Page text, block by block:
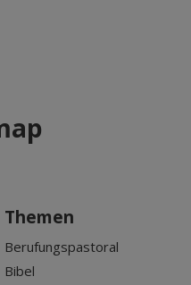
Themen
Berufungspastoral
Bibel